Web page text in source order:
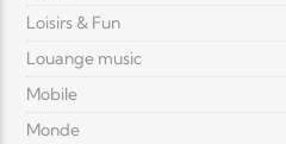
Loisirs & Fun
Louange music
Mobile
Monde